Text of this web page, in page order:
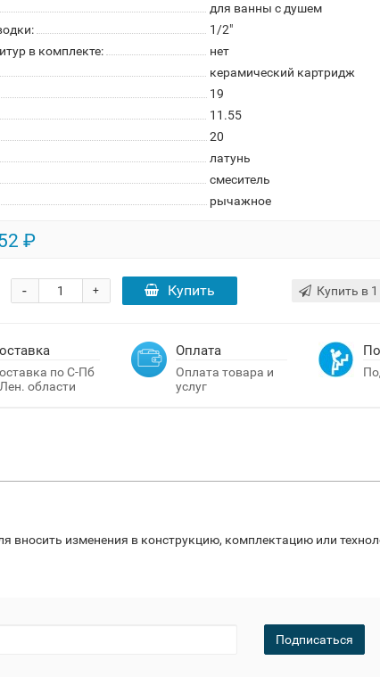
для ванны с душем
1/2"
в комплекте:
нет
керамический картридж
19
11.55
20
латунь
смеситель
рычажное
₽
+
- Купить Купить в
по С-Пб
области
Оплата
Оплата товара и
услуг
вносить изменения в конструкцию, комплектацию или
Подписаться